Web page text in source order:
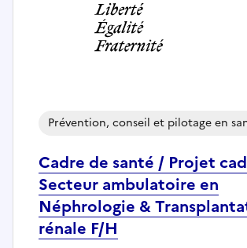
Cadre de santé / Projet
Secteur ambulatoire en
Néphrologie &
rénale F/H
Prévention, conseil et pilotage en